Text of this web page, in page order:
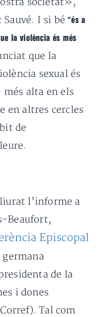
Sauvé. I si bé“és a
la violència és més
que la
sexual és
alta en els
en altres cercles
de
l’informe a
Beaufort,
Episcopal
germana
de la
i dones
Tal com